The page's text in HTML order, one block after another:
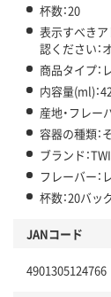
杯数：20
表示すべき
認ください：
商品タイプ：
内容量(ml)：
産地・フレー
容器の種類：
ブランド：
フレーバー：
杯数：20バッ
JANコード
4901305124766